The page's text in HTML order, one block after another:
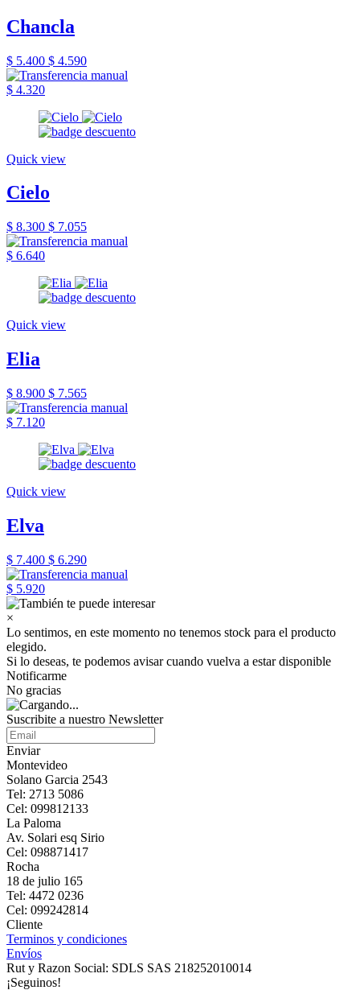
Chancla
$ 5.400 $ 4.590
$ 4.320
Quick view
Cielo
$ 8.300 $ 7.055
$ 6.640
Quick view
Elia
$ 8.900 $ 7.565
$ 7.120
Quick view
Elva
$ 7.400 $ 6.290
$ 5.920
×
Lo sentimos, en este momento no tenemos stock para el producto
elegido.
Si lo deseas, te podemos avisar cuando vuelva a estar disponible
Notificarme
No gracias
Suscribite a nuestro Newsletter
Enviar
Montevideo
Solano Garcia 2543
Tel: 2713 5086
Cel: 099812133
La Paloma
Av. Solari esq Sirio
Cel: 098871417
Rocha
18 de julio 165
Tel: 4472 0236
Cel: 099242814
Cliente
Terminos y condiciones
Envíos
Rut y Razon Social: SDLS SAS 218252010014
¡Seguinos!